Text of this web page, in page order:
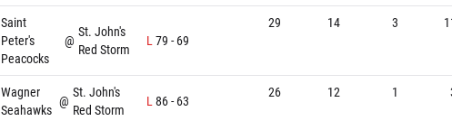
Saint
Peter's
Peacocks
@
St. John's
Red Storm
L79 - 69
29 14 3
Wagner
Seahawks
@
St. John's
Red Storm
L86- 63
26 12 1